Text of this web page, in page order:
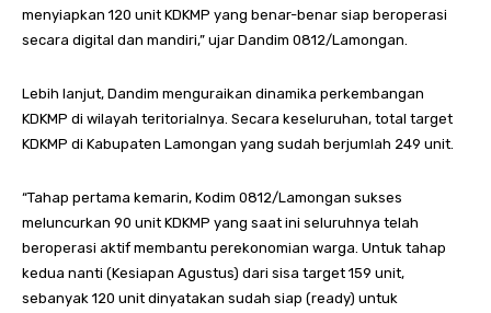
menyiapkan 120 unit KDKMP yang benar-benar siap beroperasi
secara digital dan mandiri,” ujar Dandim 0812/Lamongan.
Lebih lanjut, Dandim menguraikan dinamika perkembangan
KDKMP di wilayah teritorialnya. Secara keseluruhan, total target
KDKMP di Kabupaten Lamongan yang sudah berjumlah 249 unit.
“Tahap pertama kemarin, Kodim 0812/Lamongan sukses
meluncurkan 90 unit KDKMP yang saat ini seluruhnya telah
beroperasi aktif membantu perekonomian warga. Untuk tahap
kedua nanti (Kesiapan Agustus) dari sisa target 159 unit,
sebanyak 120 unit dinyatakan sudah siap (ready) untuk